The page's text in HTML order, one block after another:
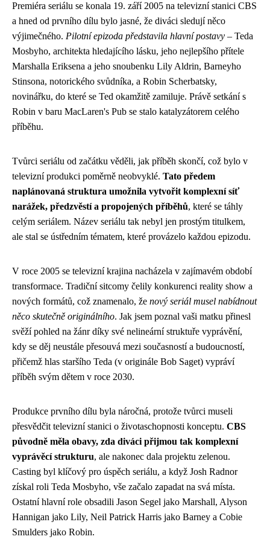
Premiéra seriálu se konala 19. září 2005 na televizní stanici CBS
a hned od prvního dílu bylo jasné, že diváci sledují něco
výjimečného. Pilotní epizoda představila hlavní postavy – Teda
Mosbyho, architekta hledajícího lásku, jeho nejlepšího přítele
Marshalla Eriksena a jeho snoubenku Lily Aldrin, Barneyho
Stinsona, notorického svůdníka, a Robin Scherbatsky,
novinářku, do které se Ted okamžitě zamiluje. Právě setkání s
Robin v baru MacLaren's Pub se stalo katalyzátorem celého
příběhu.
Tvůrci seriálu od začátku věděli, jak příběh skončí, což bylo v
televizní produkci poměrně neobvyklé. Tato předem
naplánovaná struktura umožnila vytvořit komplexní síť
narážek, předzvěstí a propojených příběhů, které se táhly
celým seriálem. Název seriálu tak nebyl jen prostým titulkem,
ale stal se ústředním tématem, které provázelo každou epizodu.
V roce 2005 se televizní krajina nacházela v zajímavém období
transformace. Tradiční sitcomy čelily konkurenci reality show a
nových formátů, což znamenalo, že nový seriál musel nabídnout
něco skutečně originálního. Jak jsem poznal vaši matku přinesl
svěží pohled na žánr díky své nelineární struktuře vyprávění,
kdy se děj neustále přesouvá mezi současností a budoucností,
přičemž hlas staršího Teda (v originále Bob Saget) vypráví
příběh svým dětem v roce 2030.
Produkce prvního dílu byla náročná, protože tvůrci museli
přesvědčit televizní stanici o životaschopnosti konceptu. CBS
původně měla obavy, zda diváci přijmou tak komplexní
vyprávěcí strukturu, ale nakonec dala projektu zelenou.
Casting byl klíčový pro úspěch seriálu, a když Josh Radnor
získal roli Teda Mosbyho, vše začalo zapadat na svá místa.
Ostatní hlavní role obsadili Jason Segel jako Marshall, Alyson
Hannigan jako Lily, Neil Patrick Harris jako Barney a Cobie
Smulders jako Robin.